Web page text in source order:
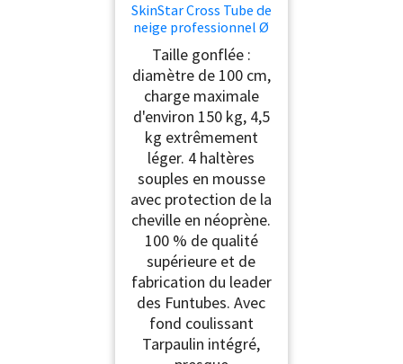
SkinStar Cross Tube de
neige professionnel Ø
100 cm - Pneu de luge -
Pneu à neige
antidérapant (BLACK-
100 cm)
Taille gonflée :
diamètre de 100 cm,
charge maximale
d'environ 150 kg, 4,5
kg extrêmement
léger. 4 haltères
souples en mousse
avec protection de la
cheville en néoprène.
100 % de qualité
supérieure et de
fabrication du leader
des Funtubes. Avec
fond coulissant
Tarpaulin intégré,